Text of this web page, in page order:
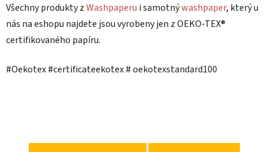
Všechny produkty zWashpaperu i samotnýwashpaper, který u
nás na eshopu najdete jsou vyrobeny jen z OEKO-TEX®
certifikovaného papíru.
#Oekotex #certificateekotex # oekotexstandard100